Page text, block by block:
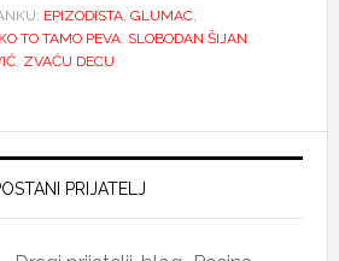
EPIZODISTA, GLUMAC,
KO TO TAMO PEVA, SLOBODAN ŠIJAN,
, ZVAĆU DECU
PRIJATELJ